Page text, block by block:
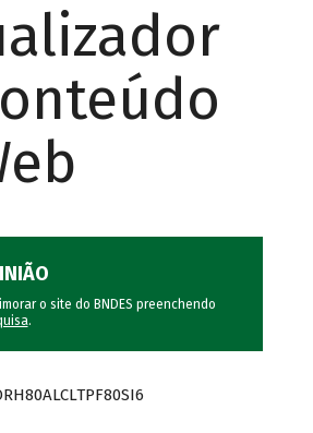
o site do BNDES preenchendo
.